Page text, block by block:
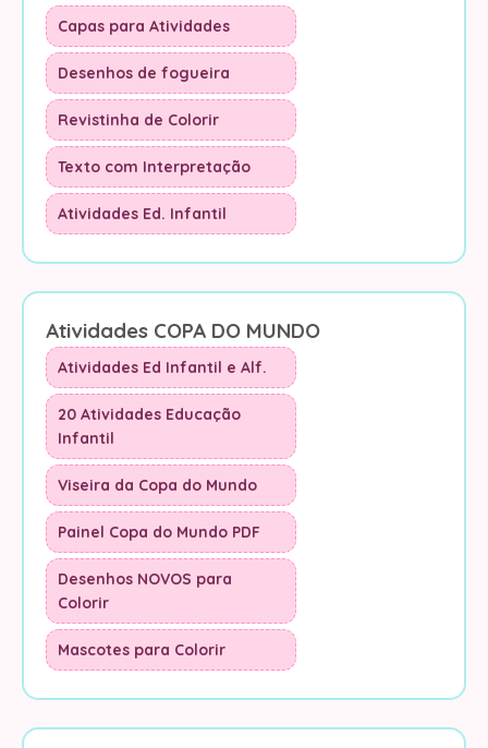
Capas para Atividades
Desenhos de fogueira
Revistinha de Colorir
Texto com Interpretação
Atividades Ed. Infantil
Atividades COPA DO MUNDO
Atividades Ed Infantil e Alf.
20 Atividades Educação
Infantil
Viseira da Copa do Mundo
Painel Copa do Mundo PDF
Desenhos NOVOS para
Colorir
Mascotes para Colorir